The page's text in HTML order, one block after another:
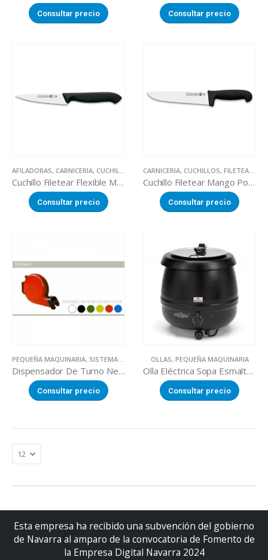
Consultar precio Consultar precio
AFILADORAS, CARNICERIA, CUCHILLOS FILETEAR FLEXIBLE,FILETEAR FLEXIBLE
Cuchillo Filetear Flexible Mango Antibacteriano Negro
Consultar precio
CARNICERIA, CUCHILLOS, FILETEAR
Cuchillo Filetear Mango Polipropileno Negro
Consultar precio
PEQUEÑA MAQUINARIA, SISTEMAS DE TURNO
Dispensador De Turno Negro
Consultar precio
OLLAS, PEQUEÑA MAQUINARIA
Olla Eléctrica Sopa Esmaltado Negro
Consultar precio
Esta empresa ha recibido una subvención del gobierno
de Navarra al amparo de la convocatoria de Fomento de
la Empresa Digital Navarra 2024